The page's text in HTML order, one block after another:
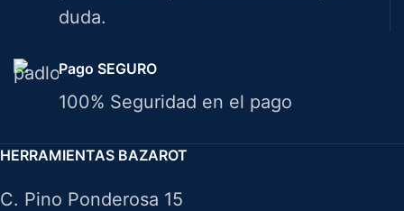
duda.
Pago SEGURO
100% Seguridad en el pago
HERRAMIENTAS BAZAROT
C. Pino Ponderosa 15